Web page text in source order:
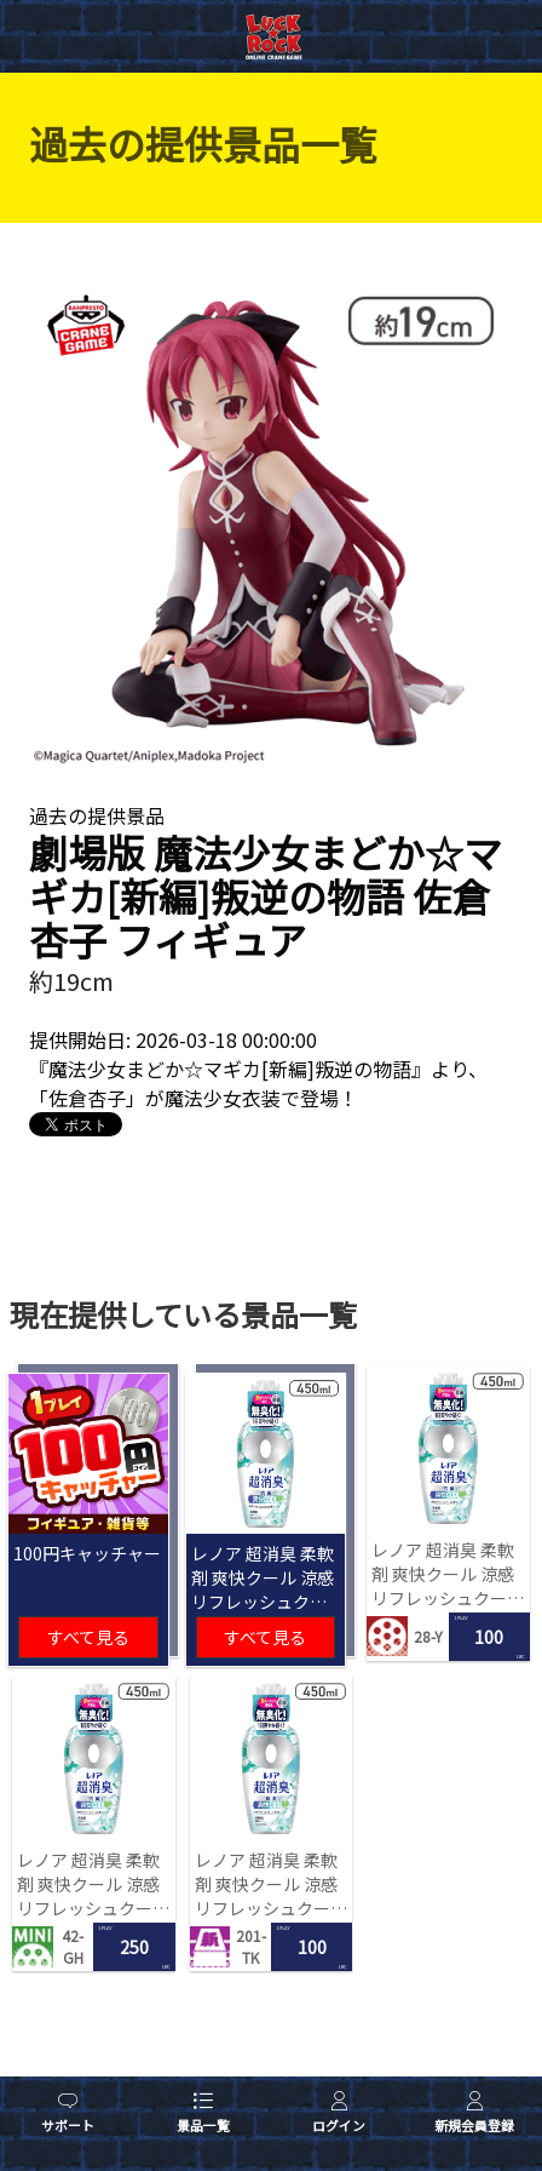
サポート 景品一覧 ログイン 新規会員登録
過去の提供景品一覧
過去の提供景品
劇場版 魔法少女まどか☆マ
ギカ[新編]叛逆の物語 佐倉
杏子 フィギュア
約19cm
提供開始日: 2026-03-18 00:00:00
『魔法少女まどか☆マギカ[新編]叛逆の物語』より、
「佐倉杏子」が魔法少女衣装で登場！
現在提供している景品一覧
100円キャッチャー
すべて見る
レノア 超消臭 柔軟
剤 爽快クール 涼感
リフレッシュクー
ルの香り 450mL
すべて見る
レノア 超消臭 柔軟
剤 爽快クール 涼感
リフレッシュクール
の香り 450mL[R]
28-Y
1 PLAY
100
LRC
レノア 超消臭 柔軟
剤 爽快クール 涼感
リフレッシュクール
の香り 450mL[R]
42-
GH
1 PLAY
250
LRC
レノア 超消臭 柔軟
剤 爽快クール 涼感
リフレッシュクール
の香り 450mL[R]
201-
TK
1 PLAY
100
LRC